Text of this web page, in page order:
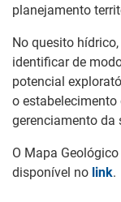
planejamento
No quesito
identificar de
potencial
o
gerenciamento da
O Mapa
disponível no link.